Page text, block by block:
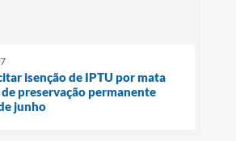
isenção de IPTU por mata
preservação permanente
junho